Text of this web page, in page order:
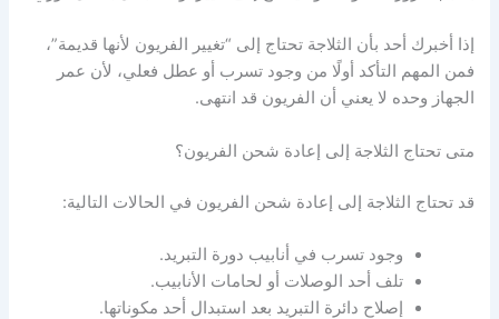
إذا أخبرك أحد بأن الثلاجة تحتاج إلى “تغيير الفريون لأنها قديمة”،
فمن المهم التأكد أولًا من وجود تسرب أو عطل فعلي، لأن عمر
الجهاز وحده لا يعني أن الفريون قد انتهى.
متى تحتاج الثلاجة إلى إعادة شحن الفريون؟
قد تحتاج الثلاجة إلى إعادة شحن الفريون في الحالات التالية:
وجود تسرب في أنابيب دورة التبريد.
تلف أحد الوصلات أو لحامات الأنابيب.
إصلاح دائرة التبريد بعد استبدال أحد مكوناتها.